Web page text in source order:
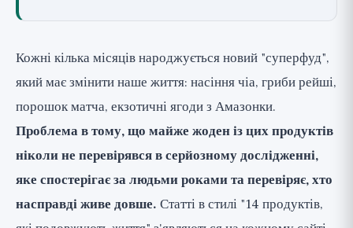
Групи, які справді витримують
перевірку: за механізмом дії
1. Клітковина та цільнозернові: найбільш
доведена основа
2. Бобові: найсильніший дієтичний
предиктор виживання
3. Жирна риба: омега-3 і здоров'я серця
Кожні кілька місяців народжується новий "суперфуд",
який має змінити наше життя: насіння чіа, гриби рейші,
порошок матча, екзотичні ягоди з Амазонки.
Проблема в тому, що майже жоден із цих продуктів
ніколи не перевірявся в серйозному дослідженні,
яке спостерігає за людьми роками та перевіряє, хто
насправді живе довше. Статті в стилі "14 продуктів,